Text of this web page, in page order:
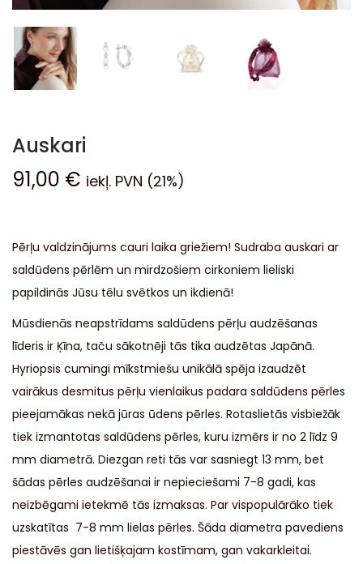
Auskari
91,00 € iekļ. PVN (21%)
Pērļu valdzinājums cauri laika griežiem! Sudraba auskari ar
saldūdens pērlēm un mirdzošiem cirkoniem lieliski
papildinās Jūsu tēlu svētkos un ikdienā!
Mūsdienās neapstrīdams saldūdens pērļu audzēšanas
līderis ir Ķīna, taču sākotnēji tās tika audzētas Japānā.
Hyriopsis cumingi mīkstmiešu unikālā spēja izaudzēt
vairākus desmitus pērļu vienlaikus padara saldūdens pērles
pieejamākas nekā jūras ūdens pērles. Rotaslietās visbiežāk
tiek izmantotas saldūdens pērles, kuru izmērs ir no 2 līdz 9
mm diametrā. Diezgan reti tās var sasniegt 13 mm, bet
šādas pērles audzēšanai ir nepieciešami 7-8 gadi, kas
neizbēgami ietekmē tās izmaksas. Par vispopulārāko tiek
uzskatītas 7-8 mm lielas pērles. Šāda diametra pavediens
piestāvēs gan lietišķajam kostīmam, gan vakarkleitai.